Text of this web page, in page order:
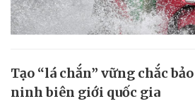
Tạo “lá chắn” vững chắc
ninh biên giới quốc gia